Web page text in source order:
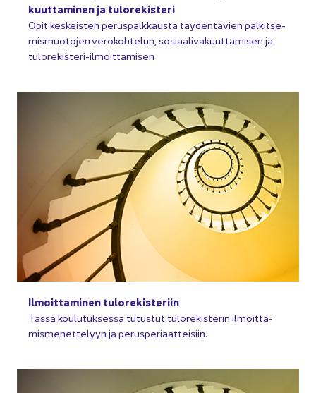
kuut­ta­mi­nen ja tu­lo­re­kis­te­ri
Opit kes­keis­ten pe­rus­palk­kaus­ta täy­den­tä­vien pal­kit­se­
mis­muo­to­jen ve­ro­koh­te­lun, so­si­aa­li­va­kuut­ta­mi­sen ja
tulorekisteri-​ilmoittamisen
Il­moit­ta­mi­nen tu­lo­re­kis­te­riin
Tässä kou­lu­tuk­ses­sa tu­tus­tut tu­lo­re­kis­te­rin il­moit­ta­
mis­me­net­te­lyyn ja pe­rus­pe­ri­aat­tei­siin.